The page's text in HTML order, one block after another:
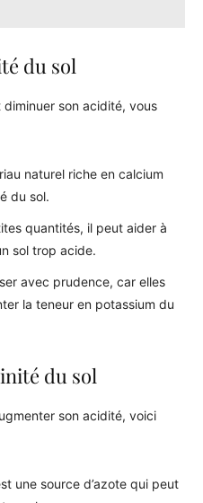
du sol
son acidité, vous
naturel riche en calcium
du sol.
quantités, il peut aider à
sol trop acide.
avec prudence, car elles
la teneur en potassium du
du sol
son acidité, voici
une source d’azote qui peut